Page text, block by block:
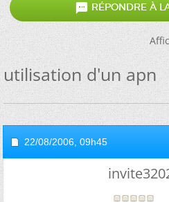
 RÉPONDRE À
utilisation d'un apn
22/08/2006, 09h45